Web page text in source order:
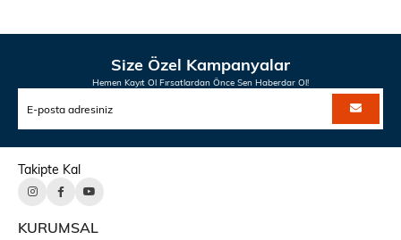
Size Özel Kampanyalar
Hemen Kayıt Ol Fırsatlardan Önce Sen Haberdar Ol!
Takipte Kal
KURUMSAL